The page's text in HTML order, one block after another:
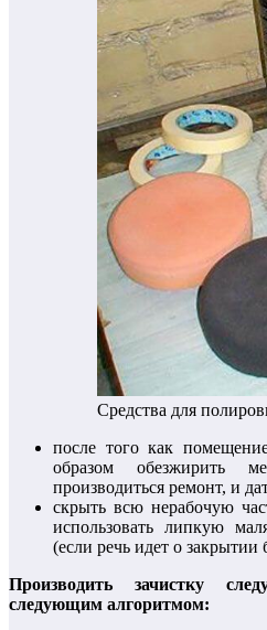
Средства для
после того как
образом обезжирить
производиться ремонт, и
скрыть всю нерабочую
использовать липкую
(если речь идет о
Производить зачистку
следующим алгоритмом: